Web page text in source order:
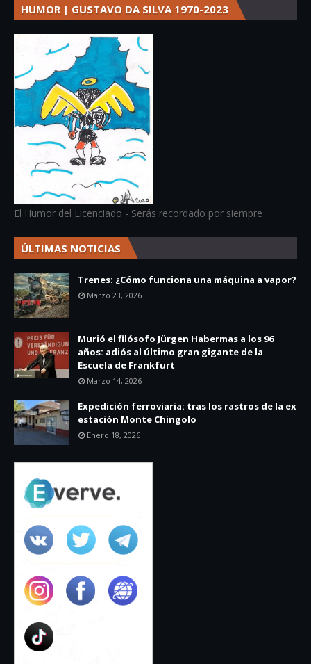
HUMOR | GUSTAVO DA SILVA 1970-2023
El Humor del Licenciado - Serás recordado por siempre
ÚLTIMAS NOTICIAS
Trenes: ¿Cómo funciona una máquina a vapor?
Marzo 23, 2026
Murió el filósofo Jürgen Habermas a los 96
años: adiós al último gran gigante de la
Escuela de Frankfurt
Marzo 14, 2026
Expedición ferroviaria: tras los rastros de la ex
estación Monte Chingolo
Enero 18, 2026